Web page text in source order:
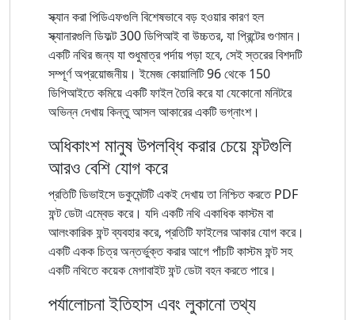
স্ক্যান করা পিডিএফগুলি বিশেষভাবে বড় হওয়ার কারণ হল
স্ক্যানারগুলি ডিফল্ট 300 ডিপিআই বা উচ্চতর, যা প্রিন্টের গুণমান।
একটি নথির জন্য যা শুধুমাত্র পর্দায় পড়া হবে, সেই স্তরের বিশদটি
সম্পূর্ণ অপ্রয়োজনীয়। ইমেজ কোয়ালিটি 96 থেকে 150
ডিপিআইতে কমিয়ে একটি ফাইল তৈরি করে যা যেকোনো মনিটরে
অভিন্ন দেখায় কিন্তু আসল আকারের একটি ভগ্নাংশ।
অধিকাংশ মানুষ উপলব্ধি করার চেয়ে ফন্টগুলি
আরও বেশি যোগ করে
প্রতিটি ডিভাইসে ডকুমেন্টটি একই দেখায় তা নিশ্চিত করতে PDF
ফন্ট ডেটা এম্বেড করে। যদি একটি নথি একাধিক কাস্টম বা
আলংকারিক ফন্ট ব্যবহার করে, প্রতিটি ফাইলের আকার যোগ করে।
একটি একক চিত্র অন্তর্ভুক্ত করার আগে পাঁচটি কাস্টম ফন্ট সহ
একটি নথিতে কয়েক মেগাবাইট ফন্ট ডেটা বহন করতে পারে।
পর্যালোচনা ইতিহাস এবং লুকানো তথ্য